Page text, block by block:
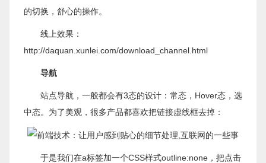
的切换，舒心的操作。
线上效果：
http://daquan.xunlei.com/download_channel.html
导航
站点导航，一般都会有3态的设计：常态，Hover态，选
中态。为了美观，很多产品都喜欢把链接虚线框去掉：
于是我们在a标签加一个CSS样式outline:none，把点击